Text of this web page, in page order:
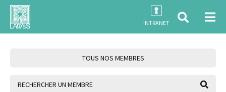
INTRANET
TOUS NOS MEMBRES